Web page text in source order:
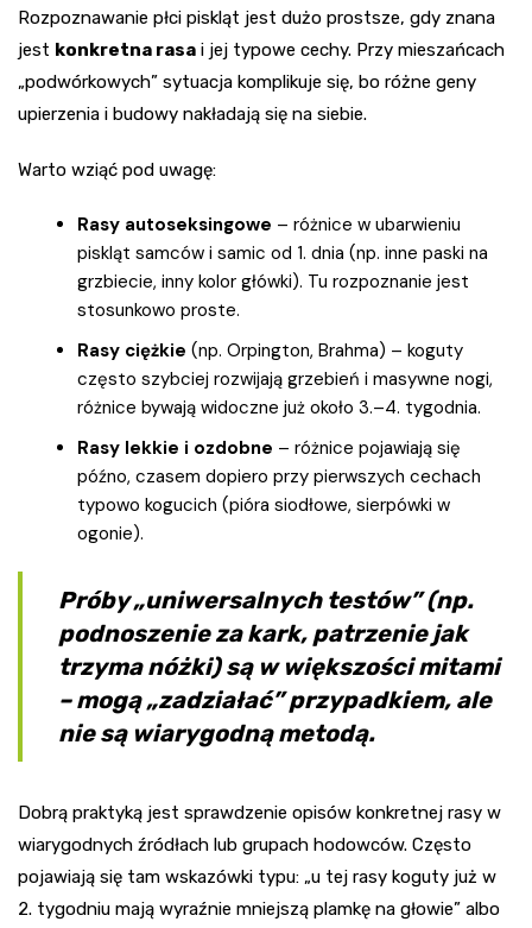
Rozpoznawanie płci piskląt jest dużo prostsze, gdy znana
jest konkretna rasa i jej typowe cechy. Przy mieszańcach
„podwórkowych” sytuacja komplikuje się, bo różne geny
upierzenia i budowy nakładają się na siebie.
Warto wziąć pod uwagę:
Rasy autoseksingowe – różnice w ubarwieniu
piskląt samców i samic od 1. dnia (np. inne paski na
grzbiecie, inny kolor główki). Tu rozpoznanie jest
stosunkowo proste.
Rasy ciężkie (np. Orpington, Brahma) – koguty
często szybciej rozwijają grzebień i masywne nogi,
różnice bywają widoczne już około 3.–4. tygodnia.
Rasy lekkie i ozdobne – różnice pojawiają się
późno, czasem dopiero przy pierwszych cechach
typowo kogucich (pióra siodłowe, sierpówki w
ogonie).
Próby „uniwersalnych testów” (np.
podnoszenie za kark, patrzenie jak
trzyma nóżki) są w większości mitami
– mogą „zadziałać” przypadkiem, ale
nie są wiarygodną metodą.
Dobrą praktyką jest sprawdzenie opisów konkretnej rasy w
wiarygodnych źródłach lub grupach hodowców. Często
pojawiają się tam wskazówki typu: „u tej rasy koguty już w
2. tygodniu mają wyraźnie mniejszą plamkę na głowie” albo